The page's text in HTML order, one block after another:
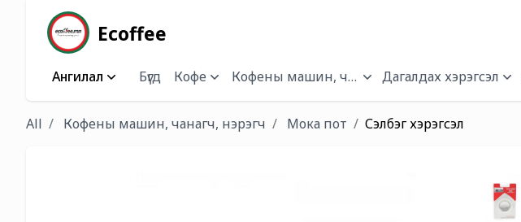
Ecoffee
Ангилал Бүгд Кофе Кофены машин, чанагч, нэрэгчДагалдах хэрэгсэл
All Кофены машин, чанагч, нэрэгч Мока пот Сэлбэг хэрэгсэл